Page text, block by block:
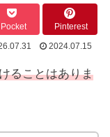
Pocket
Pinterest
2024.07.15
ることはありま